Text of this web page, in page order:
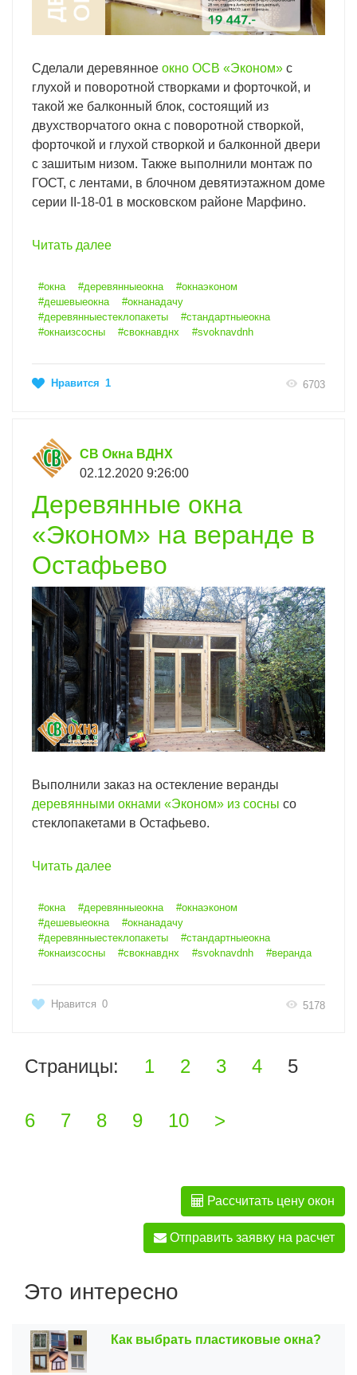
Сделали деревянное окно ОСВ «Эконом» с
глухой и поворотной створками и форточкой, и
такой же балконный блок, состоящий из
двухстворчатого окна с поворотной створкой,
форточкой и глухой створкой и балконной двери
с зашитым низом. Также выполнили монтаж по
ГОСТ, с лентами, в блочном девятиэтажном доме
серии II-18-01 в московском районе Марфино.
Читать далее
#окна #деревянныеокна
#окнаэконом
#дешевыеокна
#окнанадачу
#деревянныестеклопакеты
#стандартныеокна
#окнаизсосны
#свокнавднх #svoknavdnh
Нравится 1 6703
СВ Окна ВДНХ
02.12.2020 9:26:00
Деревянные окна
«Эконом» на веранде в
Остафьево
Выполнили заказ на остекление веранды
деревянными окнами «Эконом» из сосны со
стеклопакетами в Остафьево.
Читать далее
#окна #деревянныеокна
#окнаэконом
#дешевыеокна
#окнанадачу
#деревянныестеклопакеты
#стандартныеокна
#окнаизсосны
#свокнавднх #svoknavdnh #веранда
Нравится 0 5178
Страницы: 1 2 3 4 5
6 7 8 9 10 >
Рассчитать цену окон
Отправить заявку на расчет
Это интересно
Как выбрать пластиковые окна?